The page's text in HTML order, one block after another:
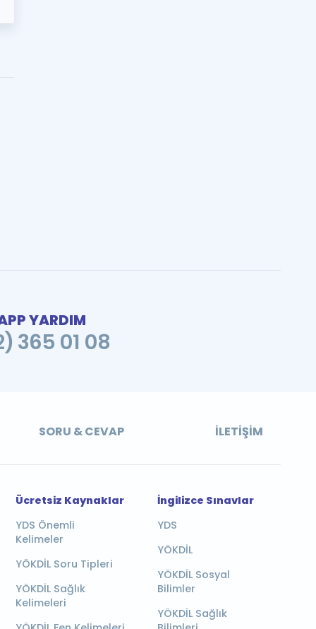
YARDIM
365 01 08
SORU & CEVAP İLETIŞIM
Ücretsiz Kaynaklar
YDS Önemli
Kelimeler
YÖKDİL Soru Tipleri
YÖKDİL Sağlık
Kelimeleri
İngilizce Sınavlar
YDS
YÖKDİL
YÖKDİL Sosyal
Bilimler
YÖKDİL Sağlık